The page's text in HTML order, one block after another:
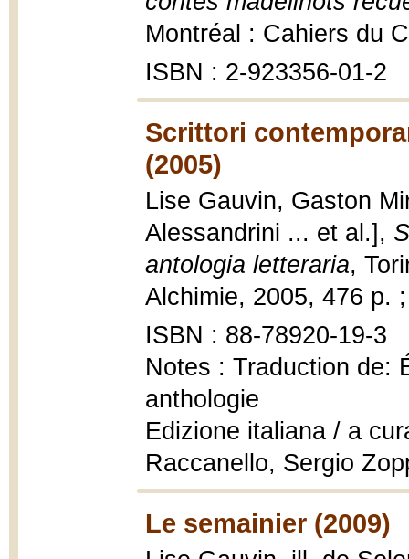
Montréal : Cahiers du
ISBN : 2-923356-01-2
Scrittori
(2005)
Lise Gauvin, Gaston
Alessandrini ... et al.],
antologia letteraria,
Alchimie, 2005, 476 p.
ISBN : 88-78920-19-3
Notes : Traduction de:
anthologie
Edizione italiana / a
Raccanello, Sergio
Le semainier (2009)